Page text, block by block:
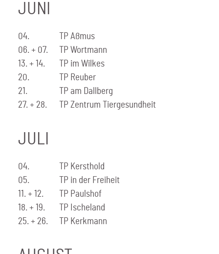
JUNI
04.
TP Aßmus
06. + 07.
TP Wortmann
13. + 14.
TP im Wilkes
20.
TP Reuber
21.
TP am Dallberg
27. + 28.
TP Zentrum Tiergesundheit
JULI
04.
TP Kersthold
05.
TP in der Freiheit
11. + 12.
TP Paulshof
18. + 19.
TP Ischeland
25. + 26.
TP Kerkmann